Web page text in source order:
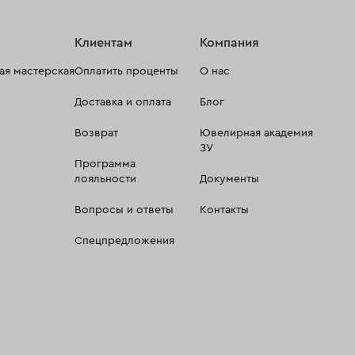
мастерская
Клиентам
Оплатить проценты
Доставка и оплата
Возврат
Программа
лояльности
Вопросы и ответы
Спецпредложения
Компания
О нас
Блог
Ювелирная академия
ЗУ
Документы
Контакты